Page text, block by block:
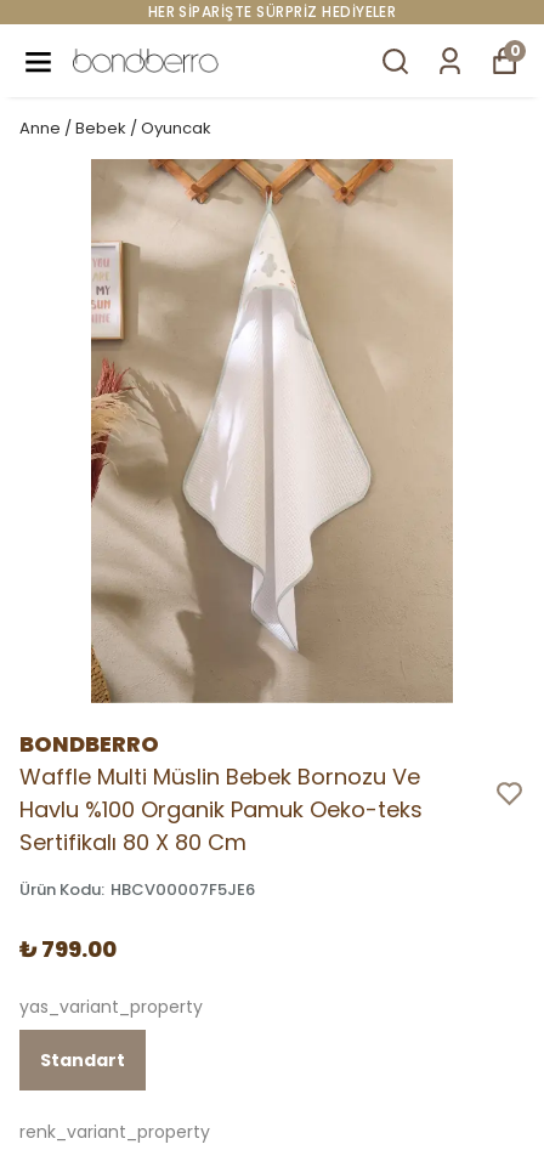
HER SİPARİŞTE SÜRPRİZ HEDİYELER
0
Anne / Bebek / Oyuncak
BONDBERRO
Waffle Multi Müslin Bebek Bornozu Ve
Havlu %100 Organik Pamuk Oeko-teks
Sertifikalı 80 X 80 Cm
Ürün Kodu: HBCV00007F5JE6
₺ 799.00
yas_variant_property
Standart
renk_variant_property